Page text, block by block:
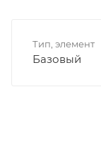
Тип, элемент
Базовый